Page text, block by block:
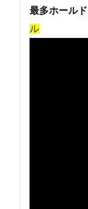
最多ホールド
ル